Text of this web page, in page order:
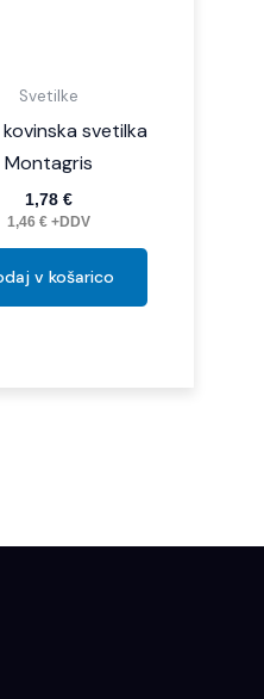
Svetilke
kovinska svetilka
Montagris
1,78 €
1,46 €+DDV
v košarico